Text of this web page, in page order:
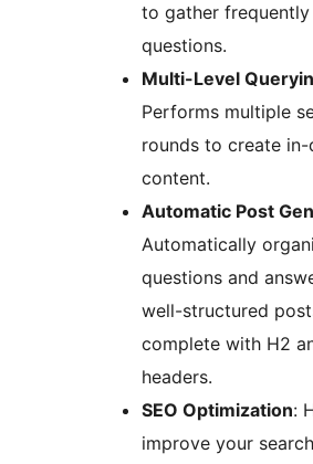
to gather frequently
questions.
Multi-Level
Performs multiple
rounds to create
content.
Automatic Post
Automatically
questions and
well-structured
complete with H2
headers.
SEO Optimization:
improve your